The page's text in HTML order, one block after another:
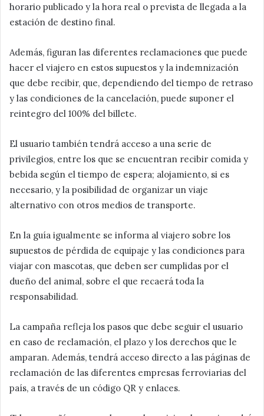
horario publicado y la hora real o prevista de llegada a la
estación de destino final.
Además, figuran las diferentes reclamaciones que puede
hacer el viajero en estos supuestos y la indemnización
que debe recibir, que, dependiendo del tiempo de retraso
y las condiciones de la cancelación, puede suponer el
reintegro del 100% del billete.
El usuario también tendrá acceso a una serie de
privilegios, entre los que se encuentran recibir comida y
bebida según el tiempo de espera; alojamiento, si es
necesario, y la posibilidad de organizar un viaje
alternativo con otros medios de transporte.
En la guía igualmente se informa al viajero sobre los
supuestos de pérdida de equipaje y las condiciones para
viajar con mascotas, que deben ser cumplidas por el
dueño del animal, sobre el que recaerá toda la
responsabilidad.
La campaña refleja los pasos que debe seguir el usuario
en caso de reclamación, el plazo y los derechos que le
amparan. Además, tendrá acceso directo a las páginas de
reclamación de las diferentes empresas ferroviarias del
país, a través de un código QR y enlaces.